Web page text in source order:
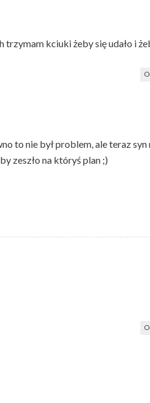
trzymam kciuki żeby się udało i
to nie był problem, ale teraz syn
zeszło na któryś plan ;)